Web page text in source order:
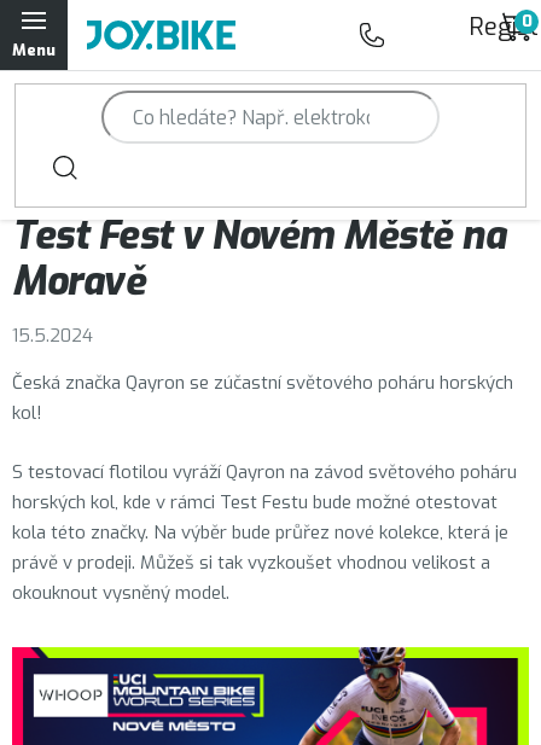
Přejít
na
obsah
Trailová kola Qayron
Horská kola Qayron
Dámská horská kola Qayron
Předváděcí kola Qayron
Doplňky a oblečení Qayron
Servisní a výdejní místa
Moje objednávka
Magazín JOY.BIKE
Test Fest v Novém Městě na
Moravě
15.5.2024
Česká značka Qayron se zúčastní světového poháru horských
kol!
S testovací flotilou vyráží Qayron na závod světového poháru
horských kol, kde v rámci Test Festu bude možné otestovat
kola této značky. Na výběr bude průřez nové kolekce, která je
právě v prodeji. Můžeš si tak vyzkoušet vhodnou velikost a
okouknout vysněný model.